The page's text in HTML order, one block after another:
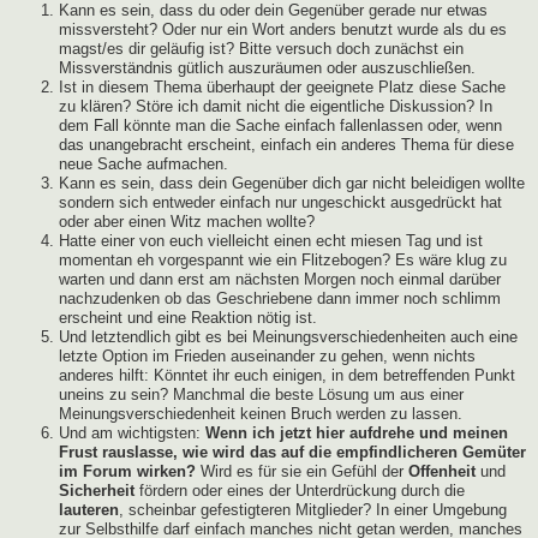
Kann es sein, dass du oder dein Gegenüber gerade nur etwas
missversteht? Oder nur ein Wort anders benutzt wurde als du es
magst/es dir geläufig ist? Bitte versuch doch zunächst ein
Missverständnis gütlich auszuräumen oder auszuschließen.
Ist in diesem Thema überhaupt der geeignete Platz diese Sache
zu klären? Störe ich damit nicht die eigentliche Diskussion? In
dem Fall könnte man die Sache einfach fallenlassen oder, wenn
das unangebracht erscheint, einfach ein anderes Thema für diese
neue Sache aufmachen.
Kann es sein, dass dein Gegenüber dich gar nicht beleidigen wollte
sondern sich entweder einfach nur ungeschickt ausgedrückt hat
oder aber einen Witz machen wollte?
Hatte einer von euch vielleicht einen echt miesen Tag und ist
momentan eh vorgespannt wie ein Flitzebogen? Es wäre klug zu
warten und dann erst am nächsten Morgen noch einmal darüber
nachzudenken ob das Geschriebene dann immer noch schlimm
erscheint und eine Reaktion nötig ist.
Und letztendlich gibt es bei Meinungsverschiedenheiten auch eine
letzte Option im Frieden auseinander zu gehen, wenn nichts
anderes hilft: Könntet ihr euch einigen, in dem betreffenden Punkt
uneins zu sein? Manchmal die beste Lösung um aus einer
Meinungsverschiedenheit keinen Bruch werden zu lassen.
Und am wichtigsten: Wenn ich jetzt hier aufdrehe und meinen
Frust rauslasse, wie wird das auf die empfindlicheren Gemüter
im Forum wirken? Wird es für sie ein Gefühl der Offenheitund
Sicherheitfördern oder eines der Unterdrückung durch die
lauteren, scheinbar gefestigteren Mitglieder? In einer Umgebung
zur Selbsthilfe darf einfach manches nicht getan werden, manches